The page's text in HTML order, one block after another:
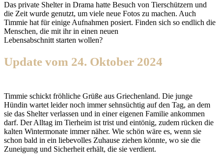
Das private Shelter in Drama hatte Besuch von Tierschützern und
die Zeit wurde genutzt, um viele neue Fotos zu machen. Auch
Timmie hat für einige Aufnahmen posiert. Finden sich so endlich die
Menschen, die mit ihr in einen neuen
Lebensabschnitt starten wollen?
Update vom 24. Oktober 2024
Timmie schickt fröhliche Grüße aus Griechenland. Die junge
Hündin wartet leider noch immer sehnsüchtig auf den Tag, an dem
sie das Shelter verlassen und in einer eigenen Familie ankommen
darf. Der Alltag im Tierheim ist trist und eintönig, zudem rücken die
kalten Wintermonate immer näher. Wie schön wäre es, wenn sie
schon bald in ein liebevolles Zuhause ziehen könnte, wo sie die
Zuneigung und Sicherheit erhält, die sie verdient.